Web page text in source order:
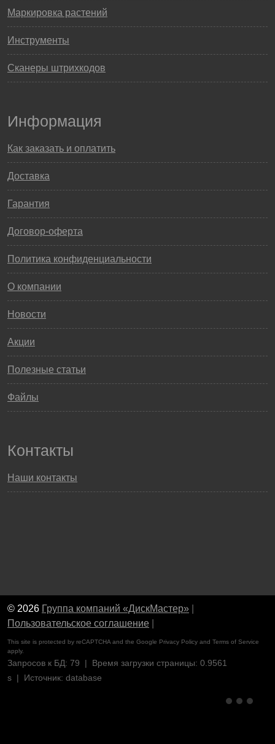
Маркировка растений
Инструменты
Сканеры штрихкодов
Информация
Как заказать и оплатить
Доставка
Гарантия
Договор-оферта
Политика конфиденциальности
О компании
Новости
Акции
Полезные статьи
Файлы
Контакты
Наши контакты
© 2026 Группа компаний «ДискМастер»
Пользовательское соглашение
This site is protected by reCAPTCHA and the Google Privacy Policy and Terms of Service
apply.
Запросов к БД: 79 | Время загрузки страницы: 0.9561
s | Источник: database